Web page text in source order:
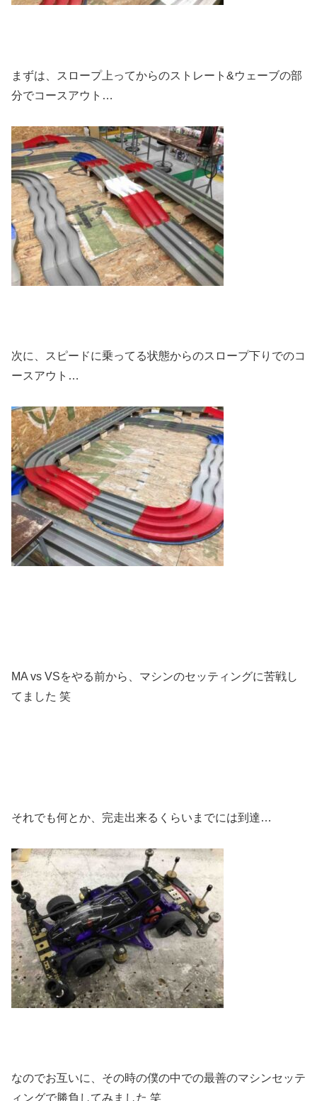
まずは、スロープ上ってからのストレート&ウェーブの部
分でコースアウト…
次に、スピードに乗ってる状態からのスロープ下りでのコ
ースアウト…
MA vs VSをやる前から、マシンのセッティングに苦戦し
てました 笑
それでも何とか、完走出来るくらいまでには到達…
なのでお互いに、その時の僕の中での最善のマシンセッテ
ィングで勝負してみました 笑